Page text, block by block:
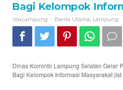
Bagi Kelompok
VoxLampung - Berita Utama Lampung
Dinas Kominfo Lampung Selatan Gelar
Bagi Kelompok Informasi Masyarakat |ist